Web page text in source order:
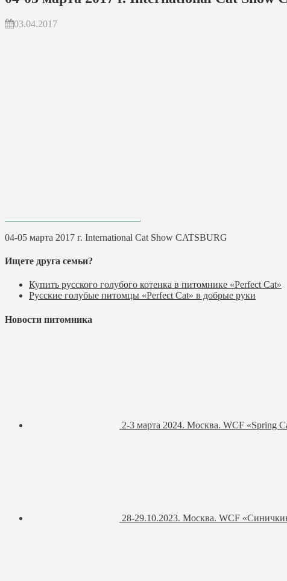
03.04.2017
04-05 марта 2017 г. International Cat Show CATSBURG
Ищете друга семьи?
Купить русского голубого котенка в питомнике «Perfect Cat»
Русские голубые питомцы «Perfect Cat» в добрые руки
Новости питомника
2-3 марта 2024. Москва. WCF «Spring
28-29.10.2023. Москва. WCF